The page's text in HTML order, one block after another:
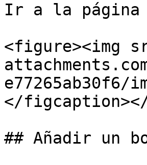
Ir a la página
<figure><img
</
## Añadir un